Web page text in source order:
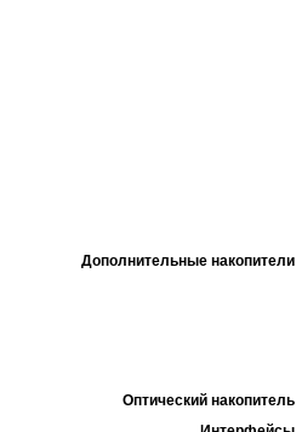
Дополнительные накопители
Оптический накопитель